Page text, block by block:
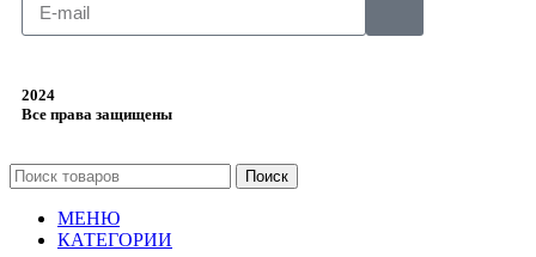
2024
Все права защищены
Поиск
МЕНЮ
КАТЕГОРИИ